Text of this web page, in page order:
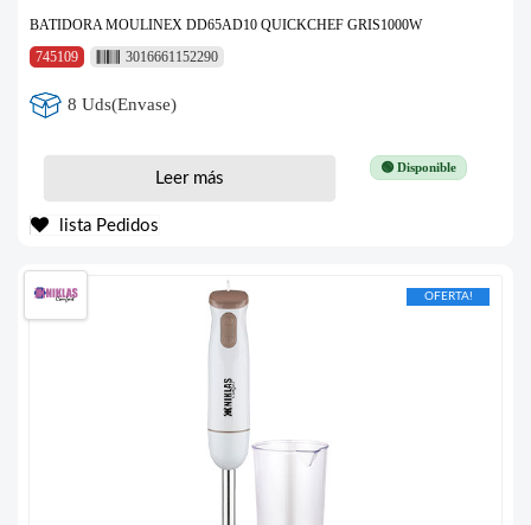
BATIDORA MOULINEX DD65AD10 QUICKCHEF GRIS1000W
745109
3016661152290
8 Uds(Envase)
🟢 Disponible
Leer más
lista Pedidos
OFERTA!